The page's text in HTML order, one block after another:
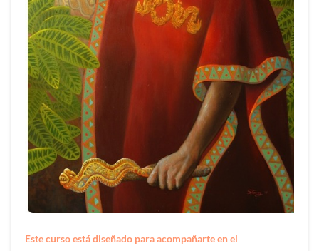
Este curso está diseñado para acompañarte en el